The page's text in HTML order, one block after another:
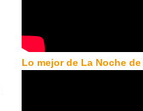
Lo mejor de La Noche